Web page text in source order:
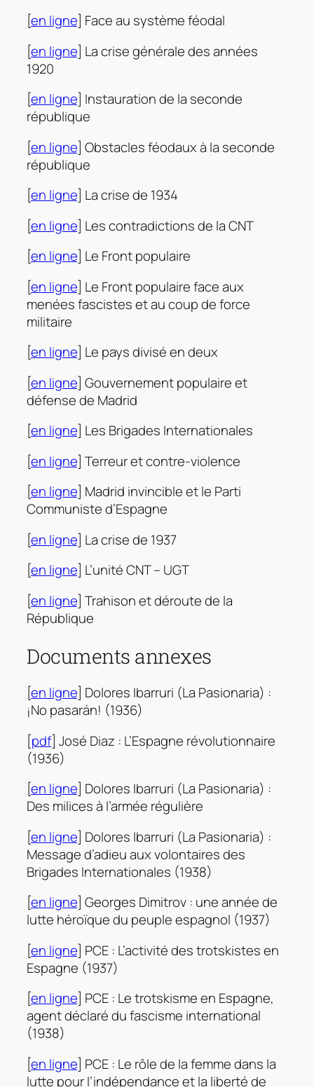
[en ligne] Face au système féodal
[en ligne] La crise générale des années
1920
[en ligne] Instauration de la seconde
république
[en ligne] Obstacles féodaux à la seconde
république
[en ligne] La crise de 1934
[en ligne] Les contradictions de la CNT
[en ligne] Le Front populaire
[en ligne] Le Front populaire face aux
menées fascistes et au coup de force
militaire
[en ligne] Le pays divisé en deux
[en ligne] Gouvernement populaire et
défense de Madrid
[en ligne] Les Brigades Internationales
[en ligne] Terreur et contre-violence
[en ligne] Madrid invincible et le Parti
Communiste d’Espagne
[en ligne] La crise de 1937
[en ligne] L’unité CNT – UGT
[en ligne] Trahison et déroute de la
République
Documents annexes
[en ligne] Dolores Ibarruri (La Pasionaria) :
¡No pasarán! (1936)
[pdf] José Diaz : L’Espagne révolutionnaire
(1936)
[en ligne] Dolores Ibarruri (La Pasionaria) :
Des milices à l’armée régulière
[en ligne] Dolores Ibarruri (La Pasionaria) :
Message d’adieu aux volontaires des
Brigades Internationales (1938)
[en ligne] Georges Dimitrov : une année de
lutte héroïque du peuple espagnol (1937)
[en ligne] PCE : L’activité des trotskistes en
Espagne (1937)
[en ligne] PCE : Le trotskisme en Espagne,
agent déclaré du fascisme international
(1938)
[en ligne] PCE : Le rôle de la femme dans la
lutte pour l’indépendance et la liberté de